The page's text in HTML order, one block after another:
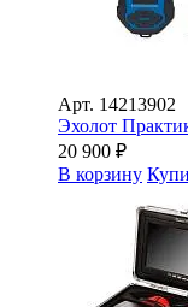
Арт. 14213902
Эхолот
20 900 ₽
В корзину